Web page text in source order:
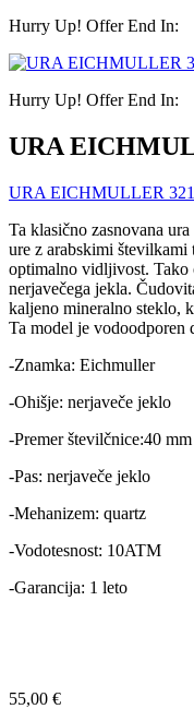
Hurry Up! Offer End In:
Hurry Up! Offer End In:
URA
URA EICHMULLER
Ta klasično zasnovana
ure z arabskimi
optimalno vidljivost. Tako
nerjavečega jekla.
kaljeno mineralno steklo,
Ta model je vodoodporen
-Znamka: Eichmuller
-Ohišje: nerjaveče jeklo
-Premer številčnice:40 mm
-Pas: nerjaveče jeklo
-Mehanizem: quartz
-Vodotesnost: 10ATM
-Garancija: 1 leto
55,00 €